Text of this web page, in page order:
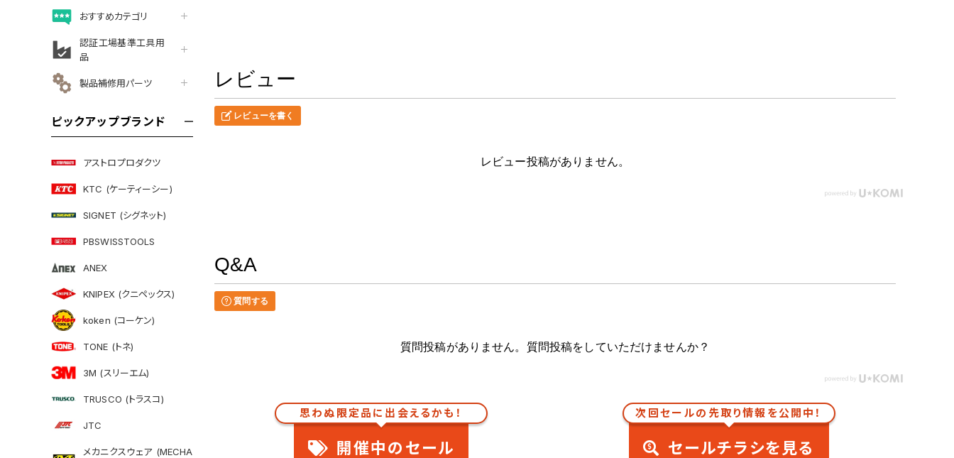
おすすめカテゴリ
認証工場基準工具用
品
製品補修用パーツ
ピックアップブランド
アストロプロダクツ
KTC (ケーティーシー)
SIGNET (シグネット)
PBSWISSTOOLS
ANEX
KNIPEX (クニペックス)
koken (コーケン)
TONE (トネ)
3M (スリーエム)
TRUSCO (トラスコ)
JTC
メカニクスウェア (MECHA
レビュー
レビューを書く
レビュー投稿がありません。
Q&A
質問する
質問投稿がありません。質問投稿をしていただけませんか？
思わぬ限定品に出会えるかも！
開催中のセール
次回セールの先取り情報を公開中！
セールチラシを見る